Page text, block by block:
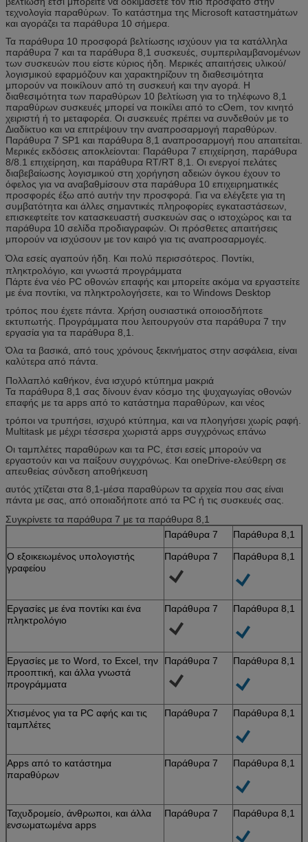
τεχνολογία παραθύρων. Το κατάστημα της Microsoft καταστημάτων
και αγοράζει τα παράθυρα 10 σήμερα.
Τα παράθυρα 10 προσφορά βελτίωσης ισχύουν για τα κατάλληλα
παράθυρα 7 και τα παράθυρα 8,1 συσκευές, συμπεριλαμβανομένων
των συσκευών που είστε κύριος ήδη. Μερικές απαιτήσεις υλικού/
λογισμικού εφαρμόζουν και χαρακτηρίζουν τη διαθεσιμότητα
μπορούν να ποικίλουν από τη συσκευή και την αγορά. Η
διαθεσιμότητα των παραθύρων 10 βελτίωση για το τηλέφωνο 8,1
παραθύρων συσκευές μπορεί να ποικίλει από το cOem, τον κινητό
χειριστή ή το μεταφορέα. Οι συσκευές πρέπει να συνδεθούν με το
Διαδίκτυο και να επιτρέψουν την αναπροσαρμογή παραθύρων.
Παράθυρα 7 SP1 και παράθυρα 8,1 αναπροσαρμογή που απαιτείται.
Μερικές εκδόσεις αποκλείονται: Παράθυρα 7 επιχείρηση, παράθυρα
8/8.1 επιχείρηση, και παράθυρα RT/RT 8,1. Οι ενεργοί πελάτες
διαβεβαίωσης λογισμικού στη χορήγηση αδειών όγκου έχουν το
όφελος για να αναβαθμίσουν στα παράθυρα 10 επιχειρηματικές
προσφορές έξω από αυτήν την προσφορά. Για να ελέγξετε για τη
συμβατότητα και άλλες σημαντικές πληροφορίες εγκαταστάσεων,
επισκεφτείτε τον κατασκευαστή συσκευών σας ο ιστοχώρος και τα
παράθυρα 10 σελίδα προδιαγραφών. Οι πρόσθετες απαιτήσεις
μπορούν να ισχύσουν με τον καιρό για τις αναπροσαρμογές.
Όλα εσείς αγαπούν ήδη. Και πολύ περισσότερος. Ποντίκι,
πληκτρολόγιο, και γνωστά προγράμματα
Πάρτε ένα νέο PC οθονών επαφής και μπορείτε ακόμα να εργαστείτε
με ένα ποντίκι, να πληκτρολογήσετε, και το Windows Desktop
τρόπος που έχετε πάντα. Χρήση ουσιαστικά οποιοσδήποτε
εκτυπωτής. Προγράμματα που λειτουργούν στα παράθυρα 7 την
εργασία για τα παράθυρα 8,1.
Όλα τα βασικά, από τους χρόνους ξεκινήματος στην ασφάλεια, είναι
καλύτερα από πάντα.
Πολλαπλό καθήκον, ένα ισχυρό κτύπημα μακριά
Τα παράθυρα 8,1 σας δίνουν έναν κόσμο της ψυχαγωγίας οθονών
επαφής με τα apps από το κατάστημα παραθύρων, και νέος
τρόποι να τρυπήσει, ισχυρό κτύπημα, και να πλοηγήσει χωρίς ραφή.
Multitask με μέχρι τέσσερα χωριστά apps συγχρόνως επάνω
Οι ταμπλέτες παραθύρων και τα PC, έτσι εσείς μπορούν να
εργαστούν και να παίξουν συγχρόνως. Και oneDrive-ελεύθερη σε
απευθείας σύνδεση αποθήκευση
αυτός χτίζεται στα 8,1-μέσα παραθύρων τα αρχεία που σας είναι
πάντα με σας, από οποιαδήποτε από τα PC ή τις συσκευές σας.
Συγκρίνετε τα παράθυρα 7 με τα παράθυρα 8,1
Παράθυρα 7
Παράθυρα 8,1
Ο εξοικειωμένος υπολογιστής
γραφείου
Παράθυρα 7 Παράθυρα 8,1
Εργασίες με ένα ποντίκι και ένα
πληκτρολόγιο
Παράθυρα 7 Παράθυρα 8,1
Εργασίες με το Word, το Excel, την
προοπτική, και άλλα γνωστά
προγράμματα
Παράθυρα 7 Παράθυρα 8,1
Χτισμένος για τα PC αφής και τις
ταμπλέτες
Παράθυρα 7 Παράθυρα 8,1
Apps από το κατάστημα
παραθύρων
Παράθυρα 7 Παράθυρα 8,1
Ταχυδρομείο, άνθρωποι, και άλλα
ενσωματωμένα apps
Παράθυρα 7 Παράθυρα 8,1